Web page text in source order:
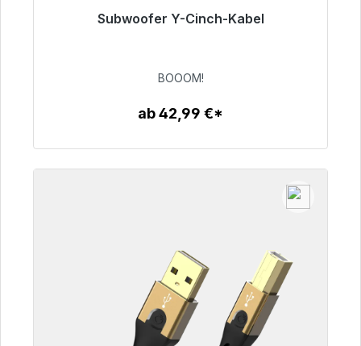
Subwoofer Y-Cinch-Kabel
53,49 €
BOOOM!
ab 42,99 €*